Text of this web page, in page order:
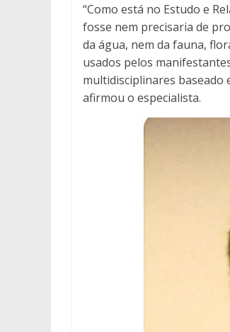
“Como está no Estudo e
fosse nem precisaria de
da água, nem da fauna,
usados pelos
multidisciplinares baseado
afirmou o especialista.